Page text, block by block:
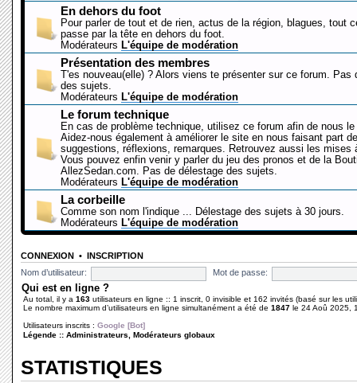
En dehors du foot
Pour parler de tout et de rien, actus de la région, blagues, tout
passe par la tête en dehors du foot.
Modérateurs L'équipe de modération
Présentation des membres
T'es nouveau(elle) ? Alors viens te présenter sur ce forum. Pas
des sujets.
Modérateurs L'équipe de modération
Le forum technique
En cas de problème technique, utilisez ce forum afin de nous le
Aidez-nous également à améliorer le site en nous faisant part
suggestions, réflexions, remarques. Retrouvez aussi les mises
Vous pouvez enfin venir y parler du jeu des pronos et de la
AllezSedan.com. Pas de délestage des sujets.
Modérateurs L'équipe de modération
La corbeille
Comme son nom l'indique ... Délestage des sujets à 30 jours.
Modérateurs L'équipe de modération
CONNEXION • INSCRIPTION
Nom d’utilisateur:
Mot de passe:
Qui est en ligne ?
Au total, il y a 163 utilisateurs en ligne :: 1 inscrit, 0 invisible et 162 invités (basé sur les
Le nombre maximum d’utilisateurs en ligne simultanément a été de 1847 le 24 Aoû 2025,
Utilisateurs inscrits : Google [Bot]
Légende :: Administrateurs Modérateurs globaux
STATISTIQUES